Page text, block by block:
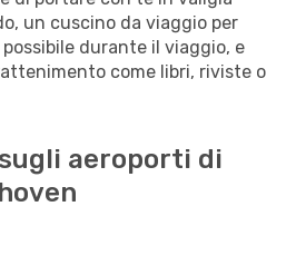
un cuscino da viaggio per
durante il viaggio, e
come libri, riviste o
aeroporti di